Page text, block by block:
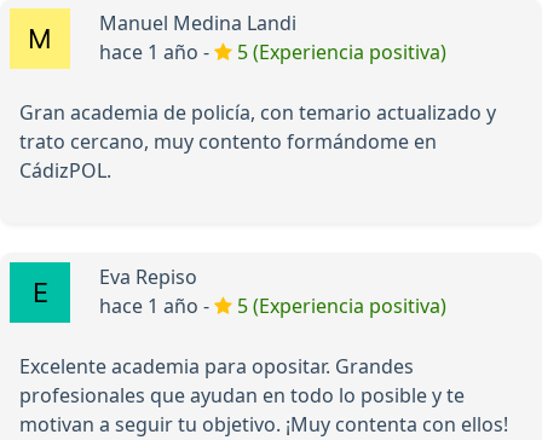
Manuel Medina Landi
hace 1 año -
5 (Experiencia positiva)
Gran academia de policía, con temario actualizado y
trato cercano, muy contento formándome en
CádizPOL.
Eva Repiso
hace 1 año -
5 (Experiencia positiva)
Excelente academia para opositar. Grandes
profesionales que ayudan en todo lo posible y te
motivan a seguir tu objetivo. ¡Muy contenta con ellos!